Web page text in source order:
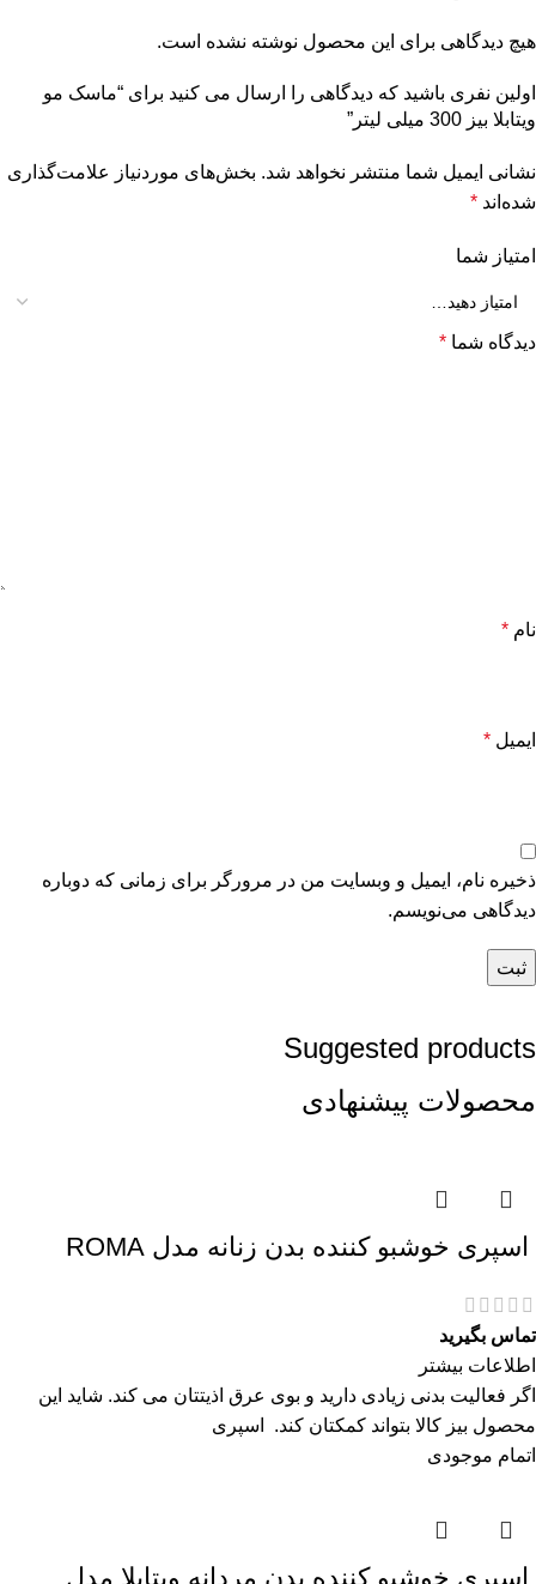
هیچ دیدگاهی برای این محصول نوشته نشده است.
اولین نفری باشید که دیدگاهی را ارسال می کنید برای “ماسک مو
ویتابلا بیز 300 میلی لیتر”
نشانی ایمیل شما منتشر نخواهد شد. بخش‌های موردنیاز علامت‌گذاری
شده‌اند *
امتیاز شما
دیدگاه شما *
نام *
ایمیل *
ذخیره نام، ایمیل و وبسایت من در مرورگر برای زمانی که دوباره
دیدگاهی می‌نویسم.
Suggested products
محصولات پیشنهادی
اسپری خوشبو کننده بدن زنانه مدل ROMA
تماس بگیرید
اطلاعات بیشتر
اگر فعالیت بدنی زیادی دارید و بوی عرق اذیتتان می کند. شاید این
محصول بیز کالا بتواند کمکتان کند. اسپری
اتمام موجودی
اسپری خوشبو کننده بدن مردانه ویتابلا مدل